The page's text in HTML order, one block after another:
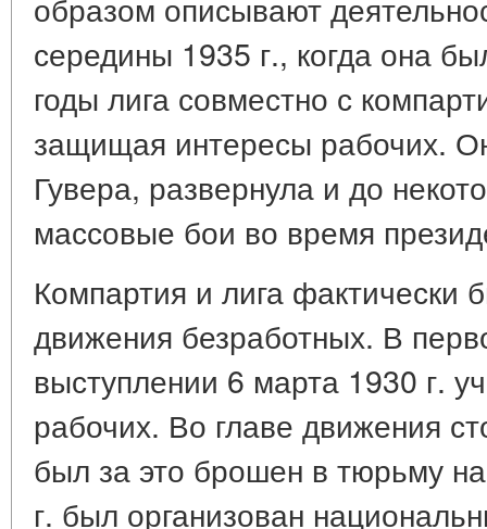
середины 1935 г., когда она
годы лига совместно с
защищая интересы рабочих.
Гувера, развернула и до
массовые бои во время
Компартия и лига фактически
движения безработных. В
выступлении 6 марта 1930 г.
рабочих. Во главе движения
был за это брошен в тюрьму
г. был организован